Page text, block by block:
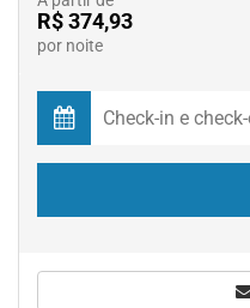
R$ 374,93
por noite